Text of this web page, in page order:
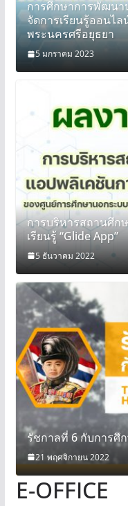
การศึกษาการพัฒนา
จัดการเรียนรู้ออนไ
พระนครศรีอยุธยา
5 มกราคม 2023
การบริหารสถานศึก
เรียนรู้ “Glide App”
5 ธันวาคม 2022
รัชกาลที่ 6 กับการศึ
21 พฤศจิกายน 2022
E-OFFICE